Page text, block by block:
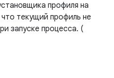
профиля на
текущий профиль не
запуске процесса. (